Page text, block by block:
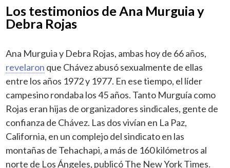
Los testimonios de Ana Murguia y
Debra Rojas
Ana Murguia y Debra Rojas, ambas hoy de 66 años,
revelaron que Chávez abusó sexualmente de ellas
entre los años 1972 y 1977. En ese tiempo, el líder
campesino rondaba los 45 años. Tanto Murguía como
Rojas eran hijas de organizadores sindicales, gente de
confianza de Chávez. Las dos vivían en La Paz,
California, en un complejo del sindicato en las
montañas de Tehachapi, a más de 160 kilómetros al
norte de Los Ángeles, publicó The New York Times.